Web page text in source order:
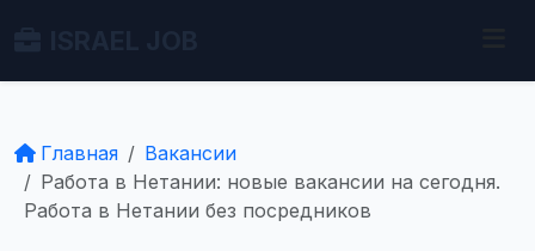
Главная
Вакансии
Работа в Нетании: новые вакансии на сегодня.
Работа в Нетании без посредников